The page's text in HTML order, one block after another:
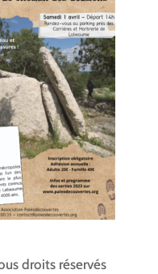
droits réservés